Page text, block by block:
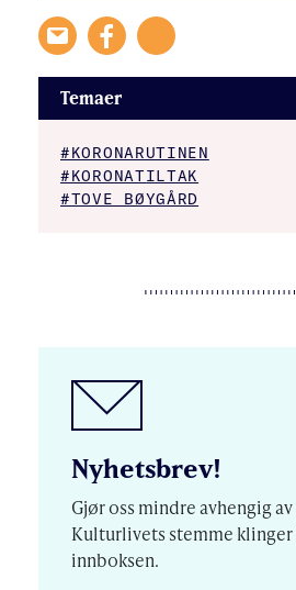
Temaer
#KORONARUTINEN
#KORONATILTAK
#TOVE BØYGÅRD
Nyhetsbrev!
Gjør oss mindre avhengig
Kulturlivets stemme klinger
innboksen.